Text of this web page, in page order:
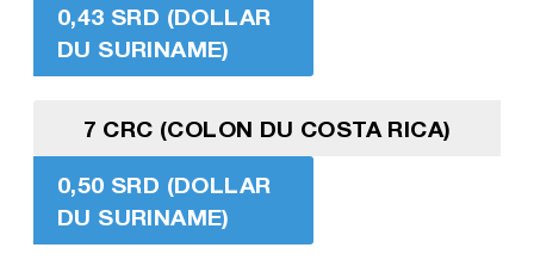
0,43 SRD (DOLLAR
DU SURINAME)
7 CRC (COLON DU COSTA RICA)
0,50 SRD (DOLLAR
DU SURINAME)